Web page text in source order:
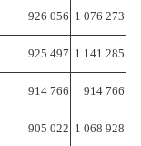
926 056 1 076 273
925 497 1 141 285
914 766 914 766
905 022 1 068 928